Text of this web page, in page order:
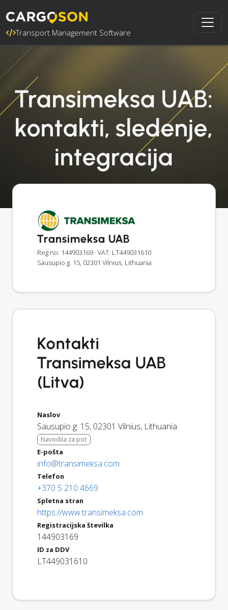
Transport Management Software
Transimeksa UAB:
kontakti, sledenje,
integracija
Transimeksa UAB
Reg no: 144903169 · VAT: LT449031610
Sausupio g. 15, 02301 Vilnius, Lithuania
Kontakti
Transimeksa UAB
(Litva)
Naslov
Sausupio g. 15, 02301 Vilnius, Lithuania
Navodila za pot
E-pošta
info@transimeksa.com
Telefon
+370 5 210 4669
Spletna stran
https://www.transimeksa.com
Registracijska številka
144903169
ID za DDV
LT449031610